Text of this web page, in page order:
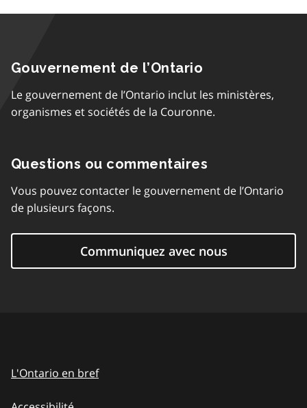
Gouvernement de l’Ontario
Le gouvernement de l’Ontario inclut les ministères,
organismes et sociétés de la Couronne.
Questions ou commentaires
Vous pouvez contacter le gouvernement de l’Ontario
de plusieurs façons.
Communiquez avec nous
L'Ontario en bref